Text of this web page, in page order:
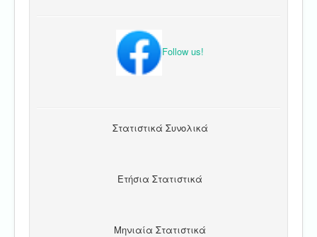
Follow us!
Στατιστικά Συνολικά
Ετήσια Στατιστικά
Μηνιαία Στατιστικά